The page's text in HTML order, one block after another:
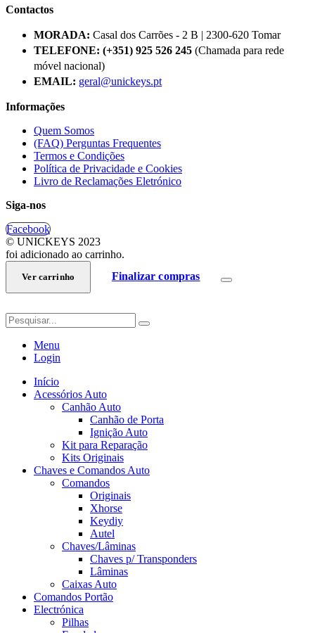
Contactos
MORADA: Casal dos Carrões - 2 B | 2300-620 Tomar
TELEFONE: (+351) 925 526 245 (Chamada para rede
móvel nacional)
EMAIL: geral@unickeys.pt
Informações
Quem Somos
(FAQ) Perguntas Frequentes
Termos e Condições
Política de Privacidade e Cookies
Livro de Reclamações Eletrónico
Siga-nos
Facebook
© UNICKEYS 2023
foi adicionado ao carrinho.
Ver carrinho Finalizar compras
Menu
Login
Início
Acessórios Auto
Canhão Auto
Canhão de Porta
Ignição Auto
Kit para Reparação
Kits Originais
Chaves e Comandos Auto
Comandos
Originais
Xhorse
Keydiy
Autel
Chaves/Lâminas
Chaves p/ Transponders
Lâminas
Caixas Auto
Comandos Portão
Electrónica
Pilhas